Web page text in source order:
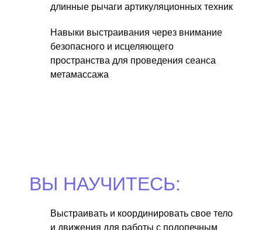
длинные рычаги артикуляционных техник
Навыки выстраивания через внимание
безопасного и исцеляющего
пространства для проведения сеанса
метамассажа
ВЫ НАУЧИТЕСЬ:
Выстраивать и координировать свое тело
и движения для работы с подопечным